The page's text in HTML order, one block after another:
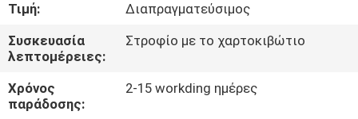
ΜΑΣ
ΕΛΆΤΕ
ΣΕ
ΕΠΑΦΉ
Τιμή:
Διαπραγματεύσιμος
Συσκευασία
λεπτομέρειες:
Στροφίο με το χαρτοκιβώτιο
Χρόνος
παράδοσης:
2-15 workding ημέρες